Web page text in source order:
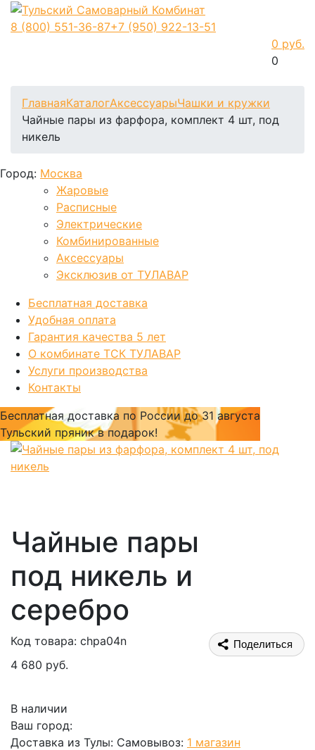
8 (800) 551-36-87+7 (950) 922-13-51
0 руб.
0
ГлавнаяКаталогАксессуарыЧашки и кружки
Чайные пары из фарфора, комплект 4 шт, под
никель
Город: Москва
Жаровые
Расписные
Электрические
Комбинированные
Аксессуары
Эксклюзив от ТУЛАВАР
Бесплатная доставка
Удобная оплата
Гарантия качества 5 лет
О комбинате ТСК ТУЛАВАР
Услуги производства
Контакты
Бесплатная доставка по России до 31 августа
Тульский пряник в подарок!
Чайные пары
под никель и
серебро
Код товара: chpa04n Поделиться
4 680 руб.
В наличии
Ваш город:
Доставка из Тулы: Самовывоз: 1 магазин